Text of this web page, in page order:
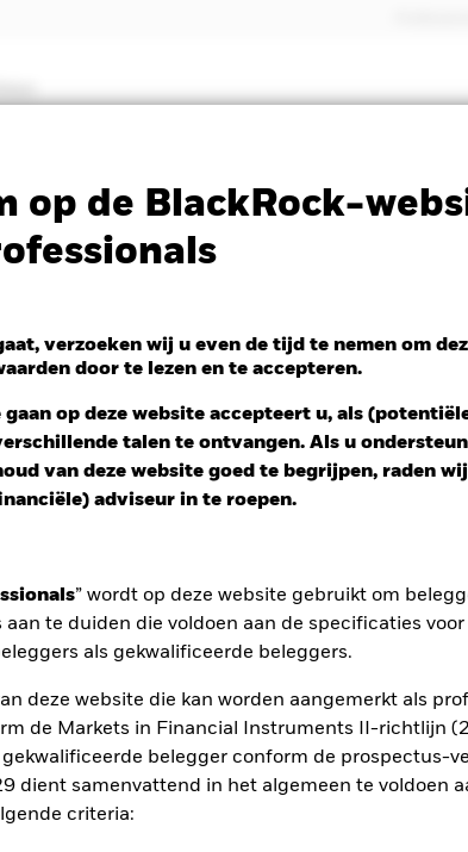
op de BlackRock-
verzoeken wij u even de tijd te nemen om
door te lezen en te accepteren.
gaan op deze website accepteert u, als
talen te ontvangen. Als u
van deze website goed te begrijpen, raden
adviseur in te roepen.
” wordt op deze website gebruikt om
te duiden die voldoen aan de specificaties voor
als gekwalificeerde beleggers.
deze website die kan worden aangemerkt als
de Markets in Financial Instruments II-richtlijn
gekwalificeerde belegger conform de prospectus-
dient samenvattend in het algemeen te voldoen
criteria:
Prospectus SFDR Web Disclosure
Managers Posities
voor Aandelen die tot aan de VD worden
(BA) vastgesteld). Op de VD worden alle aandelen
die hun Aandelen tot de VD aanhouden. Naar
voor Aandelen die beleggers op elk moment